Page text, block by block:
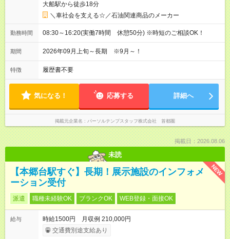
大船駅から徒歩18分
＼車社会を支える☆／石油関連商品のメーカー
勤務時間 08:30～16:20(実働7時間 休憩50分) ※時短のご相談OK！
期間 2026年09月上旬～長期 ※9月～！
特徴 履歴書不要
気になる！ 応募する 詳細へ
掲載元企業名 パーソルテンプスタッフ株式会社 首都圏
掲載日：2026.08.06
未読
NEW
【本郷台駅すぐ】長期！展示施設のインフォメ
ーション受付
派遣 職種未経験OK ブランクOK WEB登録・面接OK
給与
時給1500円 月収例 210,000円
交通費別途支給あり